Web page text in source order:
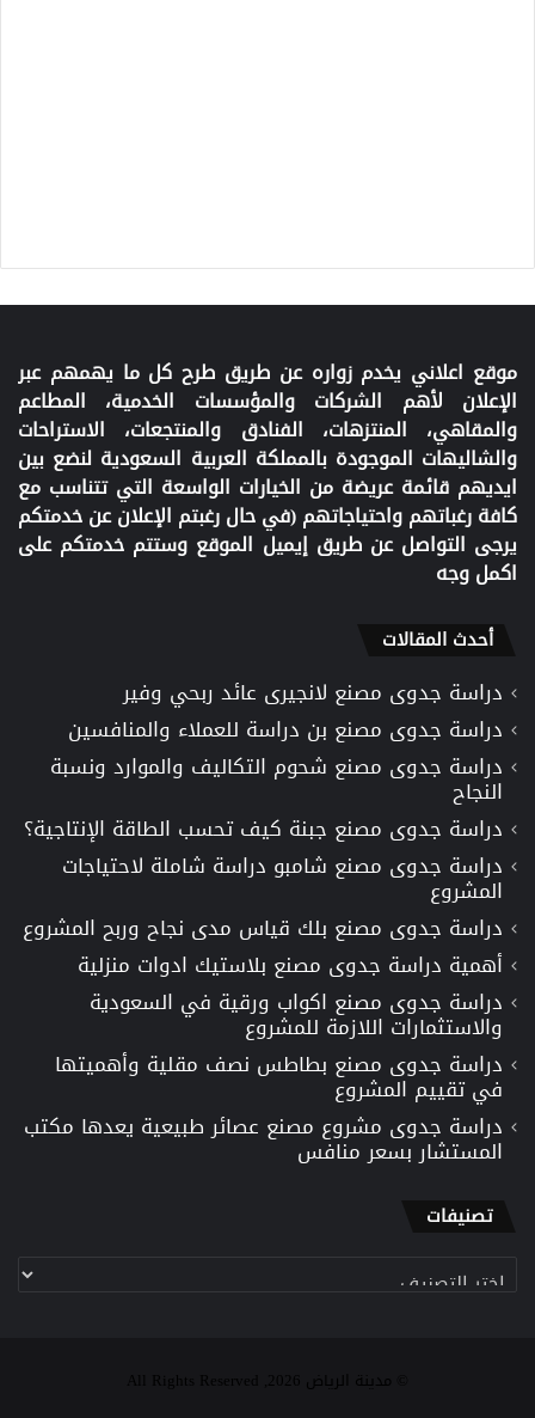
موقع اعلاني يخدم زواره عن طريق طرح كل ما يهمهم عبر
الإعلان لأهم الشركات والمؤسسات الخدمية، المطاعم
والمقاهي، المنتزهات، الفنادق والمنتجعات، الاستراحات
والشاليهات الموجودة بالمملكة العربية السعودية لنضع بين
ايديهم قائمة عريضة من الخيارات الواسعة التي تتناسب مع
كافة رغباتهم واحتياجاتهم (في حال رغبتم الإعلان عن خدمتكم
يرجى التواصل عن طريق إيميل الموقع وستتم خدمتكم على
اكمل وجه
أحدث المقالات
دراسة جدوى مصنع لانجيرى عائد ربحي وفير
دراسة جدوى مصنع بن دراسة للعملاء والمنافسين
دراسة جدوى مصنع شحوم التكاليف والموارد ونسبة
النجاح
دراسة جدوى مصنع جبنة كيف تحسب الطاقة الإنتاجية؟
دراسة جدوى مصنع شامبو دراسة شاملة لاحتياجات
المشروع
دراسة جدوى مصنع بلك قياس مدى نجاح وربح المشروع
أهمية دراسة جدوى مصنع بلاستيك ادوات منزلية
دراسة جدوى مصنع اكواب ورقية في السعودية
والاستثمارات اللازمة للمشروع
دراسة جدوى مصنع بطاطس نصف مقلية وأهميتها
في تقييم المشروع
دراسة جدوى مشروع مصنع عصائر طبيعية يعدها مكتب
المستشار بسعر منافس
تصنيفات
تصنيفات
© مدينة الرياض 2026, All Rights Reserved